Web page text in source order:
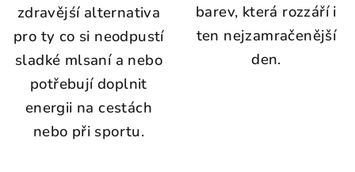
zdravějśí alternativa
pro ty co si neodpustí
sladké mlsaní a nebo
potřebují doplnit
energii na cestách
nebo při sportu.
barev, která rozzáří i
ten nejzamračenější
den.